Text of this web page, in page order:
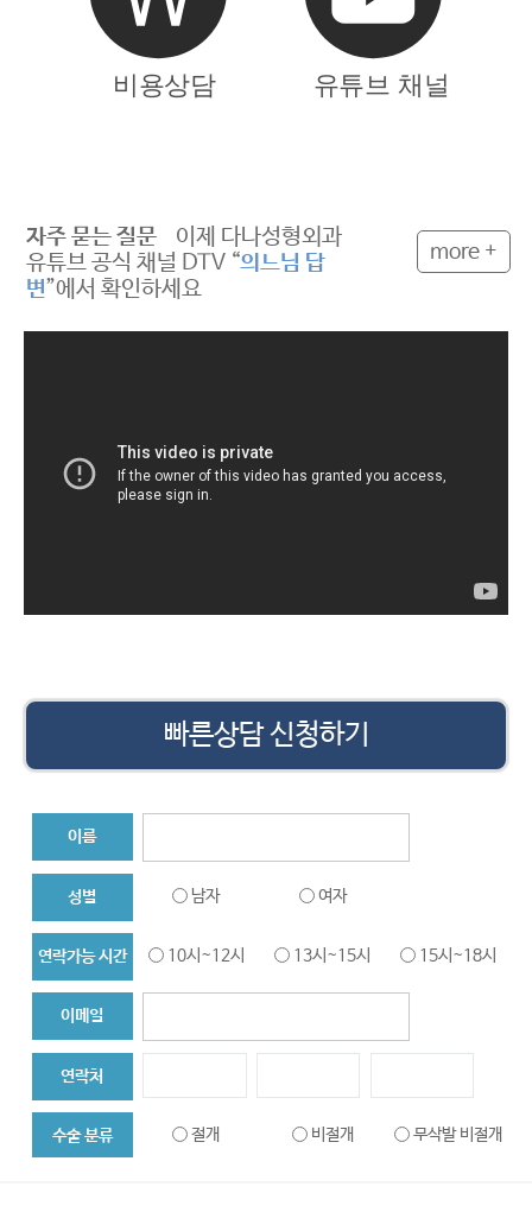
자주 묻는 질문
이제 다나성형외과
유튜브 공식 채널 DTV “의느님 답
변”에서 확인하세요
more +
빠른상담 신청하기
이름
성별 남자 여자
연락가능 시간 10시~12시 13시~15시 15시~18시
이메일
연락처
수술 분류 절개 비절개 무삭발 비절개